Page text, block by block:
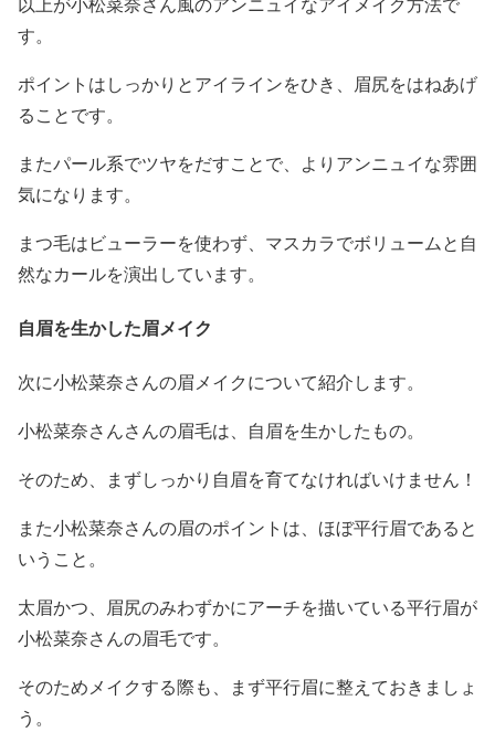
す。
ポイントはしっかりとアイラインをひき、眉尻をはねあげ
ることです。
またパール系でツヤをだすことで、よりアンニュイな雰囲
気になります。
まつ毛はビューラーを使わず、マスカラでボリュームと自
然なカールを演出しています。
自眉を生かした眉メイク
次に小松菜奈さんの眉メイクについて紹介します。
小松菜奈さんさんの眉毛は、自眉を生かしたもの。
そのため、 まずしっかり自眉を育てなければいけません！
また小松菜奈さんの眉のポイントは、ほぼ平行眉であると
いうこと。
太眉かつ、眉尻のみわずかにアーチを描いている平行眉が
小松菜奈さんの眉毛です。
そのためメイクする際も、まず平行眉に整えておきましょ
う。